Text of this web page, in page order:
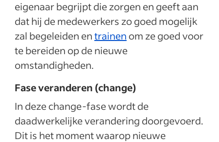
eigenaar begrijpt die zorgen en geeft aan
dat hij de medewerkers zo goed mogelijk
zal begeleiden entrainen om ze goed voor
te bereiden op de nieuwe
omstandigheden.
Fase veranderen (change)
In deze change-fase wordt de
daadwerkelijke verandering doorgevoerd.
Dit is het moment waarop nieuwe